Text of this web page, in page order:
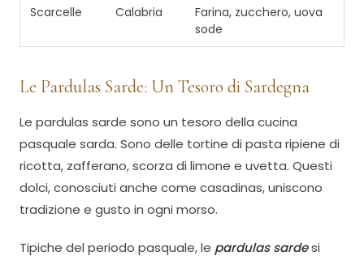
Scarcelle Calabria
Farina, zucchero, uova
sode
Le Pardulas Sarde: Un Tesoro di Sardegna
Le pardulas sarde sono un tesoro della cucina
pasquale sarda. Sono delle tortine di pasta ripiene di
ricotta, zafferano, scorza di limone e uvetta. Questi
dolci, conosciuti anche come casadinas, uniscono
tradizione e gusto in ogni morso.
Tipiche del periodo pasquale, le pardulas sardesi